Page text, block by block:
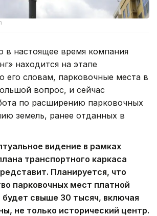
в настоящее время компания
находится на этапе
его словам, парковочные места в
вопрос, и сейчас
по расширению парковочных
земель, ранее отданных в
видение в рамках
транспортного каркаса
Планируется, что
парковочных мест платной
будет свыше 30 тысяч, включая
не только исторический центр.